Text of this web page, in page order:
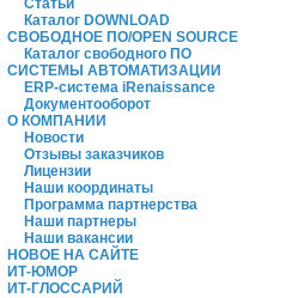
Статьи
Каталог DOWNLOAD
СВОБОДНОЕ ПО/OPEN SOURCE
Каталог свободного ПО
СИСТЕМЫ АВТОМАТИЗАЦИИ
ERP-система iRenaissance
Документооборот
О КОМПАНИИ
Новости
Отзывы заказчиков
Лицензии
Наши координаты
Программа партнерства
Наши партнеры
Наши вакансии
НОВОЕ НА САЙТЕ
ИТ-ЮМОР
ИТ-ГЛОССАРИЙ